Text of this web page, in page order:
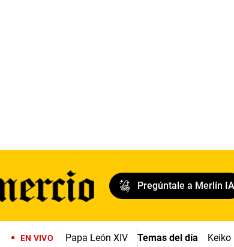
Pregúntale a Merlín IA
EN VIVO Papa León XIV Temas del día Keiko